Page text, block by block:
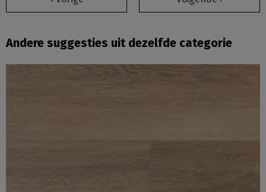
Andere suggesties uit dezelfde categorie